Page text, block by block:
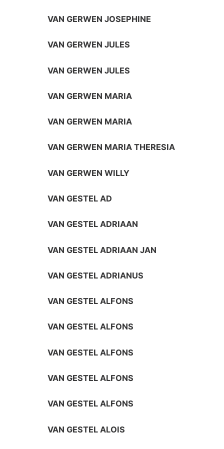
VAN GERWEN JOSEPHINE
VAN GERWEN JULES
VAN GERWEN JULES
VAN GERWEN MARIA
VAN GERWEN MARIA
VAN GERWEN MARIA THERESIA
VAN GERWEN WILLY
VAN GESTEL AD
VAN GESTEL ADRIAAN
VAN GESTEL ADRIAAN JAN
VAN GESTEL ADRIANUS
VAN GESTEL ALFONS
VAN GESTEL ALFONS
VAN GESTEL ALFONS
VAN GESTEL ALFONS
VAN GESTEL ALFONS
VAN GESTEL ALOIS